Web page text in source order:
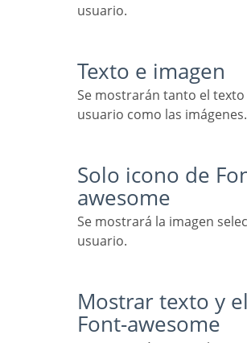
usuario.
Texto e imagen
Se mostrarán tanto el texto definido por el
usuario como las imágenes.
Solo icono de Font-
awesome
Se mostrará la imagen seleccionada por el
usuario.
Mostrar texto y el icono de
Font-awesome